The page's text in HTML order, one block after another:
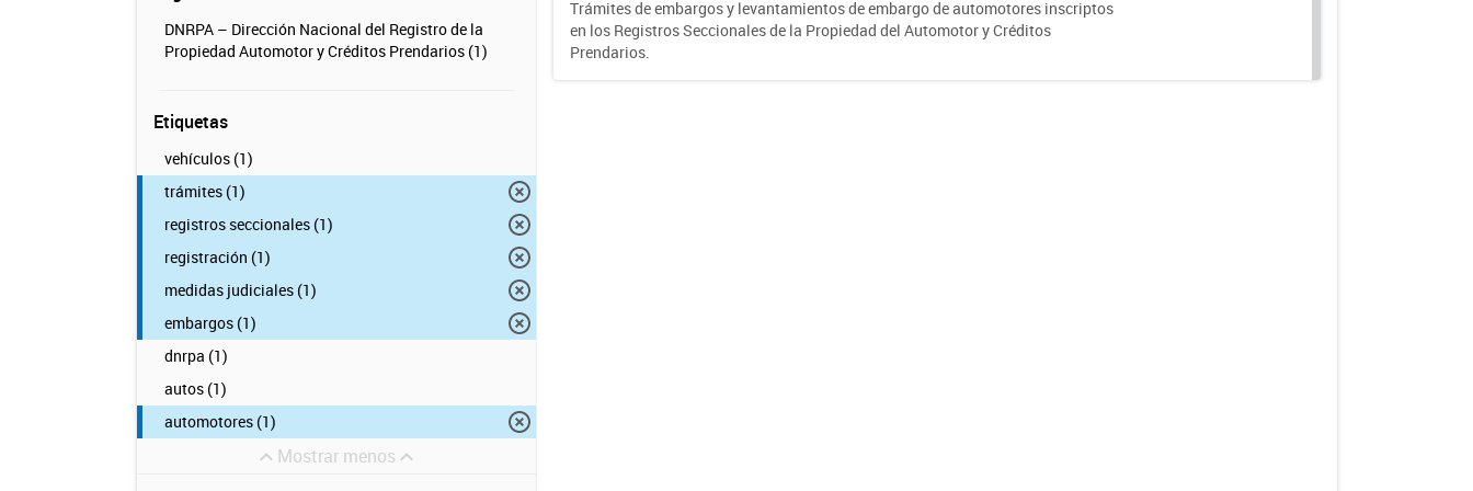
DNRPA – Dirección Nacional del Registro de la
Propiedad Automotor y Créditos Prendarios (1)
Etiquetas
vehículos (1)
trámites (1)
registros seccionales (1)
registración (1)
medidas judiciales (1)
embargos (1)
dnrpa (1)
autos (1)
automotores (1)
Mostrar menos
Trámites de embargos y levantamientos de embargo de automotores inscriptos
en los Registros Seccionales de la Propiedad del Automotor y Créditos
Prendarios.